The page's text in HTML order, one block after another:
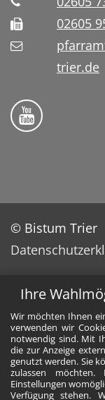
Ihre
Wir möchten Ihnen
verwenden wir
notwendig sind. Mit
die zur Anzeige
genutzt werden. Sie
zulassen
Einstellungen
Verfügung stehen.
02605
trier.de
Folge uns
© Bistum Trier